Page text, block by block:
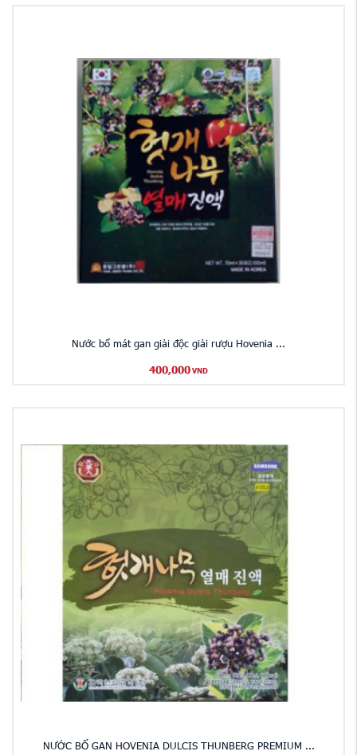
Nước bổ mát gan giải độc giải rượu Hovenia ...
400,000 VND
NƯỚC BỔ GAN HOVENIA DULCIS THUNBERG PREMIUM ...